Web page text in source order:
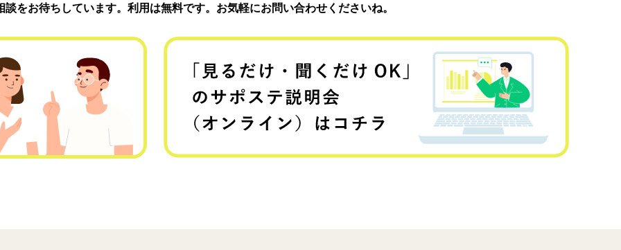
をお待ちしています。利用は無料です。お気軽にお問い合わせくださいね。